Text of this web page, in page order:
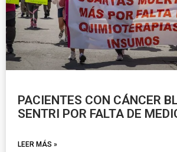
PACIENTES CON CÁNCER
SENTRI POR FALTA DE
LEER MÁS »